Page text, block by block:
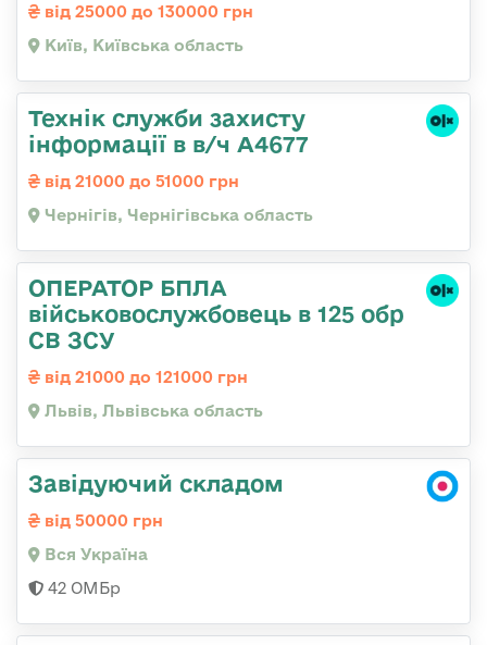
від 25000 до 130000 грн
Київ, Київська область
Технік служби захисту
інформації в в/ч А4677
від 21000 до 51000 грн
Чернігів, Чернігівська область
ОПЕРАТОР БПЛА
військовослужбовець в 125 обр
СВ ЗСУ
від 21000 до 121000 грн
Львів, Львівська область
Завідуючий складом
від 50000 грн
Вся Україна
42 ОМБр